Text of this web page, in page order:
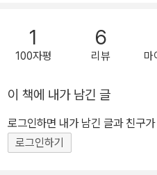
나요? 엉뚱하지만 사랑스러운 올
의 모습이기도 합니다. 뭐가 그리
런데 있잖아.”라고 시작하는 올리
까지 계속됩니다. 이 책은 너무나
장난기 가득한 모습이 잘 표현된
고운 언어가 덧입혀져 근래에 만난
가 흘러나오는, 이야기 과정 하나
1
100자평
6
리뷰 마
이 책에 내가 남긴 글
로그인하면 내가 남긴 글과 친구
로그인하기